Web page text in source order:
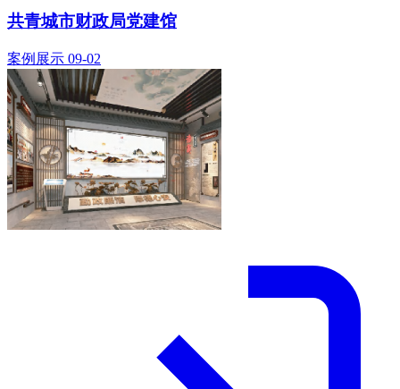
共青城市财政局党建馆
案例展示 09-02